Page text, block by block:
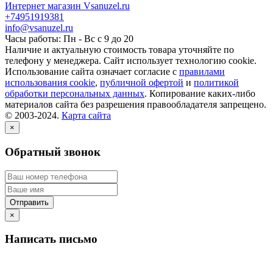
Интернет магазин Vsanuzel.ru
+74951919381
info@vsanuzel.ru
Часы работы: Пн - Вс с 9 до 20
Наличие и актуальную стоимость товара уточняйте по
телефону у менеджера. Сайт использует технологию cookie.
Использование сайта означает согласие с правилами
использования cookie, публичной офертой и политикой
обработки персональных данных. Копирование каких-либо
материалов сайта без разрешения правообладателя запрещено.
© 2003-2024. Карта сайта
×
Обратный звонок
×
Написать письмо